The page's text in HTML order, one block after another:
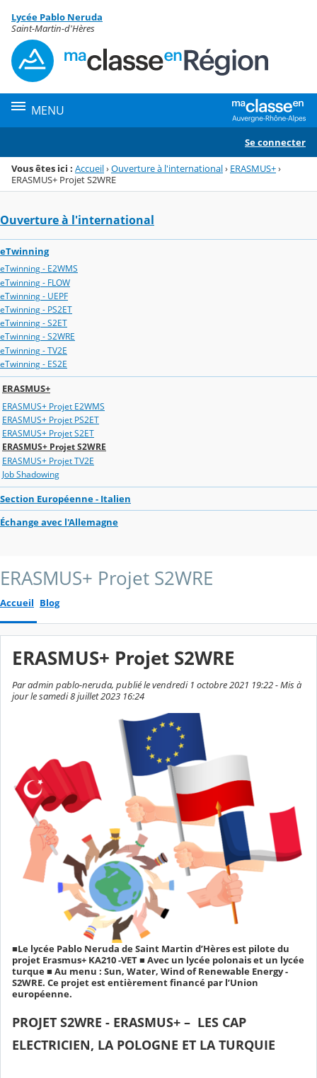
Menu de la rubrique
Contenu
Lycée Pablo Neruda
Saint-Martin-d'Hères
MENU
Se connecter
Vous êtes ici : Accueil›Ouverture à l'international› ERASMUS+›
ERASMUS+ Projet S2WRE
Ouverture à l'international
eTwinning
eTwinning - E2WMS
eTwinning - FLOW
eTwinning - UEPF
eTwinning - PS2ET
eTwinning - S2ET
eTwinning - S2WRE
eTwinning - TV2E
eTwinning - ES2E
ERASMUS+
ERASMUS+ Projet E2WMS
ERASMUS+ Projet PS2ET
ERASMUS+ Projet S2ET
ERASMUS+ Projet S2WRE
ERASMUS+ Projet TV2E
Job Shadowing
Section Européenne - Italien
Échange avec l'Allemagne
ERASMUS+ Projet S2WRE
Accueil Blog
ERASMUS+ Projet S2WRE
Par admin pablo-neruda, publié le vendredi 1 octobre 2021 19:22 - Mis à
jour le samedi 8 juillet 2023 16:24
■Le lycée Pablo Neruda de Saint Martin d’Hères est pilote du
projet Erasmus+ KA210 -VET ■ Avec un lycée polonais et un lycée
turque ■ Au menu : Sun, Water, Wind of Renewable Energy -
S2WRE. Ce projet est entièrement financé par l’Union
européenne.
PROJET S2WRE - ERASMUS+ – LES CAP
ELECTRICIEN, LA POLOGNE ET LA TURQUIE